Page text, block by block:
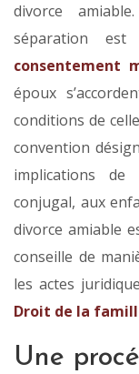
divorce
séparation est
consentement
époux
conditions de
convention
implications
conjugal, aux
divorce amiable
conseille de
les actes
Droit de la
Une